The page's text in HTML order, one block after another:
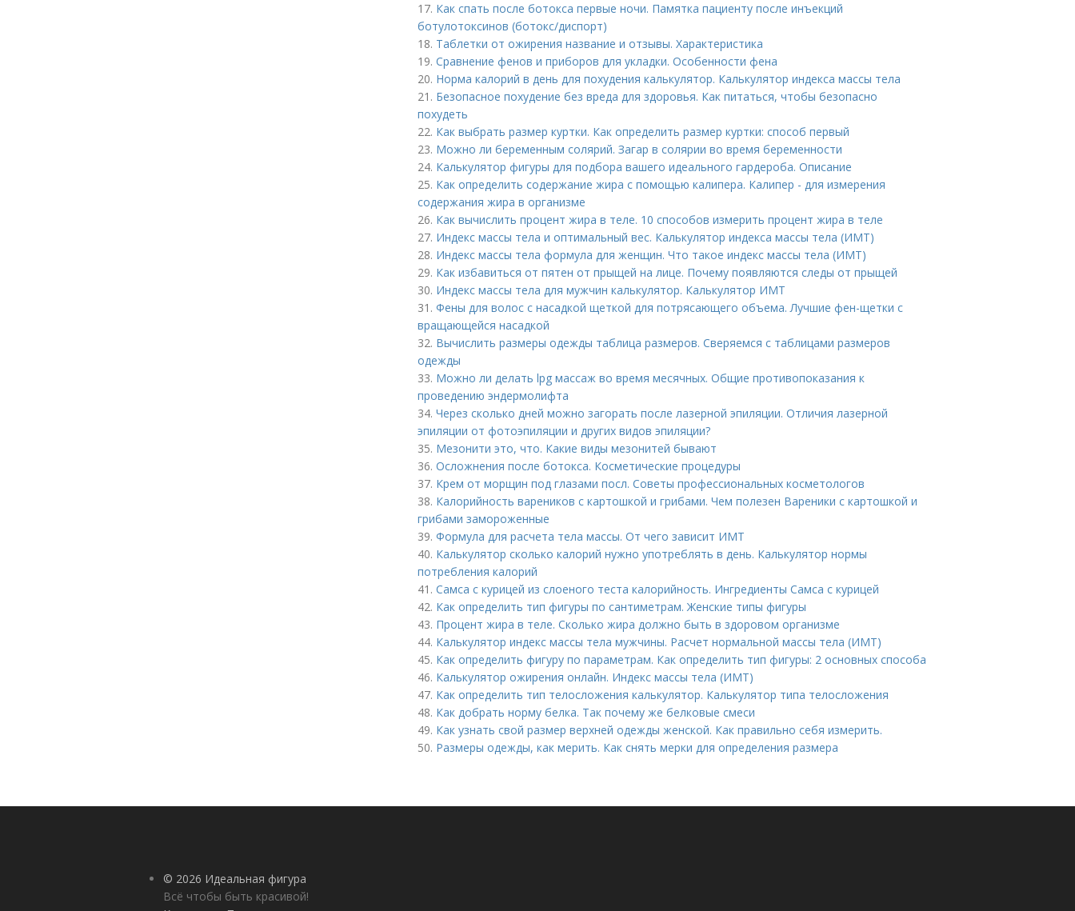
17. Как спать после ботокса первые ночи. Памятка пациенту после инъекций
ботулотоксинов (ботокс/диспорт)
18. Таблетки от ожирения название и отзывы. Характеристика
19. Сравнение фенов и приборов для укладки. Особенности фена
20. Норма калорий в день для похудения калькулятор. Калькулятор индекса массы тела
21. Безопасное похудение без вреда для здоровья. Как питаться, чтобы безопасно
похудеть
22. Как выбрать размер куртки. Как определить размер куртки: способ первый
23. Можно ли беременным солярий. Загар в солярии во время беременности
24. Калькулятор фигуры для подбора вашего идеального гардероба. Описание
25. Как определить содержание жира с помощью калипера. Калипер - для измерения
содержания жира в организме
26. Как вычислить процент жира в теле. 10 способов измерить процент жира в теле
27. Индекс массы тела и оптимальный вес. Калькулятор индекса массы тела (ИМТ)
28. Индекс массы тела формула для женщин. Что такое индекс массы тела (ИМТ)
29. Как избавиться от пятен от прыщей на лице. Почему появляются следы от прыщей
30. Индекс массы тела для мужчин калькулятор. Калькулятор ИМТ
31. Фены для волос с насадкой щеткой для потрясающего объема. Лучшие фен-щетки с
вращающейся насадкой
32. Вычислить размеры одежды таблица размеров. Сверяемся с таблицами размеров
одежды
33. Можно ли делать lpg массаж во время месячных. Общие противопоказания к
проведению эндермолифта
34. Через сколько дней можно загорать после лазерной эпиляции. Отличия лазерной
эпиляции от фотоэпиляции и других видов эпиляции?
35. Мезонити это, что. Какие виды мезонитей бывают
36. Осложнения после ботокса. Косметические процедуры
37. Крем от морщин под глазами посл. Советы профессиональных косметологов
38. Калорийность вареников с картошкой и грибами. Чем полезен Вареники с картошкой и
грибами замороженные
39. Формула для расчета тела массы. От чего зависит ИМТ
40. Калькулятор сколько калорий нужно употреблять в день. Калькулятор нормы
потребления калорий
41. Самса с курицей из слоеного теста калорийность. Ингредиенты Самса с курицей
42. Как определить тип фигуры по сантиметрам. Женские типы фигуры
43. Процент жира в теле. Сколько жира должно быть в здоровом организме
44. Калькулятор индекс массы тела мужчины. Расчет нормальной массы тела (ИМТ)
45. Как определить фигуру по параметрам. Как определить тип фигуры: 2 основных способа
46. Калькулятор ожирения онлайн. Индекс массы тела (ИМТ)
47. Как определить тип телосложения калькулятор. Калькулятор типа телосложения
48. Как добрать норму белка. Так почему же белковые смеси
49. Как узнать свой размер верхней одежды женской. Как правильно себя измерить.
50. Размеры одежды, как мерить. Как снять мерки для определения размера
© 2026 Идеальная фигура
Всё чтобы быть красивой!